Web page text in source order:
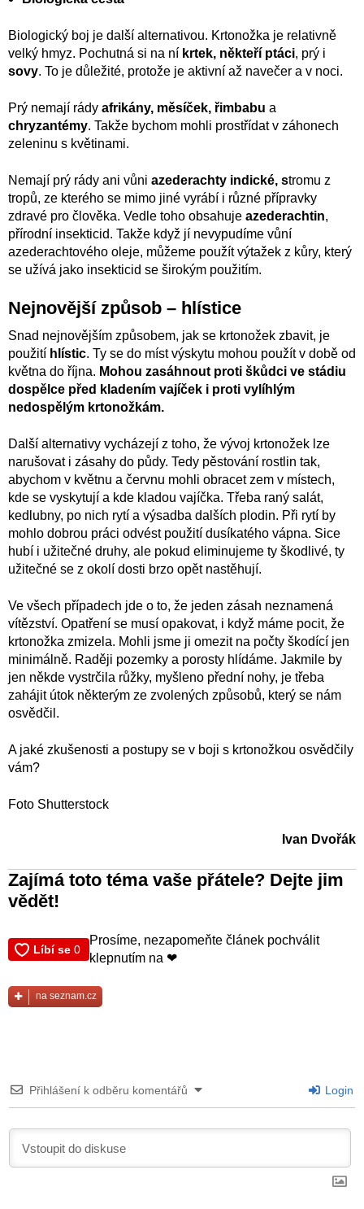
Biologický boj je další alternativou. Krtonožka je relativně
velký hmyz. Pochutná si na ní krtek, někteří ptáci, prý i
sovy. To je důležité, protože je aktivní až navečer a v noci.
Prý nemají rády afrikány, měsíček, řimbabu a
chryzantémy. Takže bychom mohli prostřídat v záhonech
zeleninu s květinami.
Nemají prý rády ani vůni azederachty indické, stromu z
tropů, ze kterého se mimo jiné vyrábí i různé přípravky
zdravé pro člověka. Vedle toho obsahuje azederachtin,
přírodní insekticid. Takže když jí nevypudíme vůní
azederachtového oleje, můžeme použít výtažek z kůry, který
se užívá jako insekticid se širokým použitím.
Nejnovější způsob – hlístice
Snad nejnovějším způsobem, jak se krtonožek zbavit, je
použití hlístic. Ty se do míst výskytu mohou použít v době od
května do října. Mohou zasáhnout proti škůdci ve stádiu
dospělce před kladením vajíček i proti vylíhlým
nedospělým krtonožkám.
Další alternativy vycházejí z toho, že vývoj krtonožek lze
narušovat i zásahy do půdy. Tedy pěstování rostlin tak,
abychom v květnu a červnu mohli obracet zem v místech,
kde se vyskytují a kde kladou vajíčka. Třeba raný salát,
kedlubny, po nich rytí a výsadba dalších plodin. Při rytí by
mohlo dobrou práci odvést použití dusíkatého vápna. Sice
hubí i užitečné druhy, ale pokud eliminujeme ty škodlivé, ty
užitečné se z okolí dosti brzo opět nastěhují.
Ve všech případech jde o to, že jeden zásah neznamená
vítězství. Opatření se musí opakovat, i když máme pocit, že
krtonožka zmizela. Mohli jsme ji omezit na počty škodící jen
minimálně. Raději pozemky a porosty hlídáme. Jakmile by
jen někde vystrčila růžky, myšleno přední nohy, je třeba
zahájit útok některým ze zvolených způsobů, který se nám
osvědčil.
A jaké zkušenosti a postupy se v boji s krtonožkou osvědčily
vám?
Foto Shutterstock
Ivan Dvořák
Zajímá toto téma vaše přátele? Dejte jim
vědět!
Prosíme, nezapomeňte článek pochválit
klepnutím na ❤
na seznam.cz
Přihlášení k odběru komentářů Login